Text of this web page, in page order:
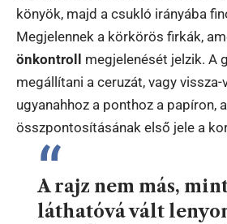
könyök, majd a csukló irányába
Megjelennek a körkörös firkák,
önkontroll
megjelenését jelzik. A
megállítani a ceruzát, vagy
ugyanahhoz a ponthoz a papíron,
összpontosításának első jele a
A rajz nem más,
láthatóvá vált